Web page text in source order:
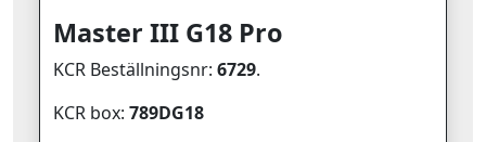
Master III G18 Pro
KCR Beställningsnr: 6729.
KCR box: 789DG18